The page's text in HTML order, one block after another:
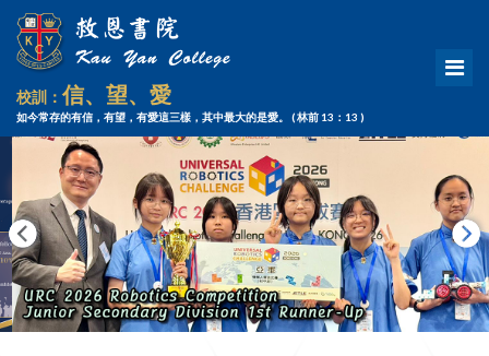
校訓：信、望、愛
如今常存的有信，有望，有愛這三樣，其中最大的是愛。 ( 林前 13：13 )